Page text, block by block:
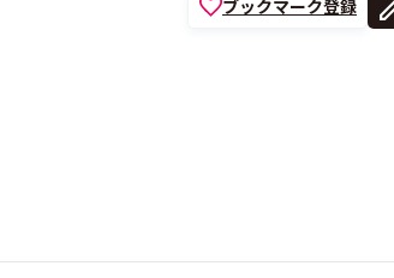
ブックマーク登録